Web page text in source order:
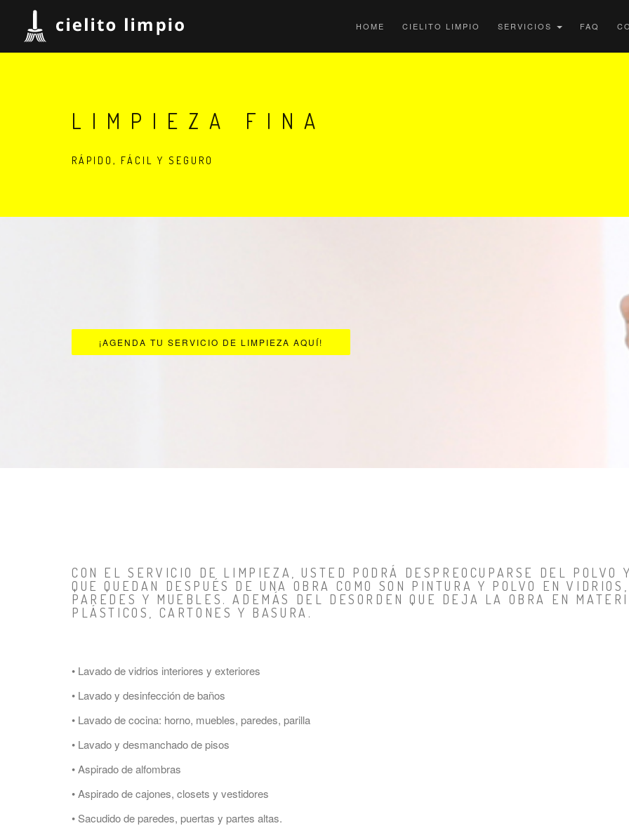
HOME CIELITO LIMPIO SERVICIOS FAQ
LIMPIEZA FINA
RÁPIDO, FÁCIL Y SEGURO
¡AGENDA TU SERVICIO DE LIMPIEZA AQUÍ!
CON EL SERVICIO DE LIMPIEZA, USTED PODRÁ DESPREOCUPARSE DEL POLVO
QUE QUEDAN DESPUÉS DE UNA OBRA COMO SON PINTURA Y POLVO EN VIDRIOS,
PAREDES Y MUEBLES. ADEMÁS DEL DESORDEN QUE DEJA LA OBRA EN
PLÁSTICOS, CARTONES Y BASURA.
• Lavado de vidrios interiores y exteriores
• Lavado y desinfección de baños
• Lavado de cocina: horno, muebles, paredes, parilla
• Lavado y desmanchado de pisos
• Aspirado de alfombras
• Aspirado de cajones, closets y vestidores
• Sacudido de paredes, puertas y partes altas.